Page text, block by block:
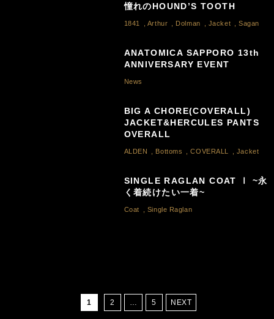
憧れのHOUND’S TOOTH
1841 Arthur Dolman Jacket ,Sagan
ANATOMICA SAPPORO 13th
ANNIVERSARY EVENT
News
BIG A CHORE(COVERALL)
JACKET&HERCULES PANTS
OVERALL
ALDEN Bottoms ,COVERALL Jacket
SINGLE RAGLAN COAT Ⅰ ~永
く着続けたい一着~
Coat Single Raglan
1 2 5 NEXT